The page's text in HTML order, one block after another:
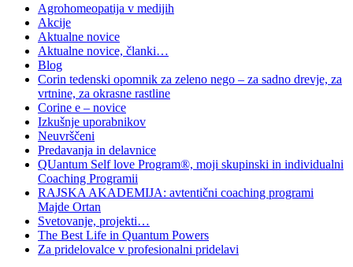
Agrohomeopatija v medijih
Akcije
Aktualne novice
Aktualne novice, članki…
Blog
Corin tedenski opomnik za zeleno nego – za sadno drevje, za
vrtnine, za okrasne rastline
Corine e – novice
Izkušnje uporabnikov
Neuvrščeni
Predavanja in delavnice
QUantum Self love Program®, moji skupinski in individualni
Coaching Programii
RAJSKA AKADEMIJA: avtentični coaching programi
Majde Ortan
Svetovanje, projekti…
The Best Life in Quantum Powers
Za pridelovalce v profesionalni pridelavi